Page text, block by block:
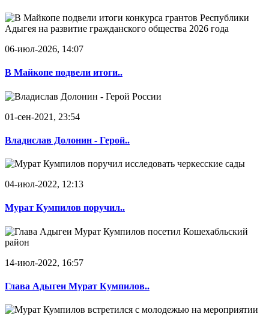
06-июл-2026, 14:07
В Майкопе подвели итоги..
01-сен-2021, 23:54
Владислав Долонин - Герой..
04-июл-2022, 12:13
Мурат Кумпилов поручил..
14-июл-2022, 16:57
Глава Адыгеи Мурат Кумпилов..